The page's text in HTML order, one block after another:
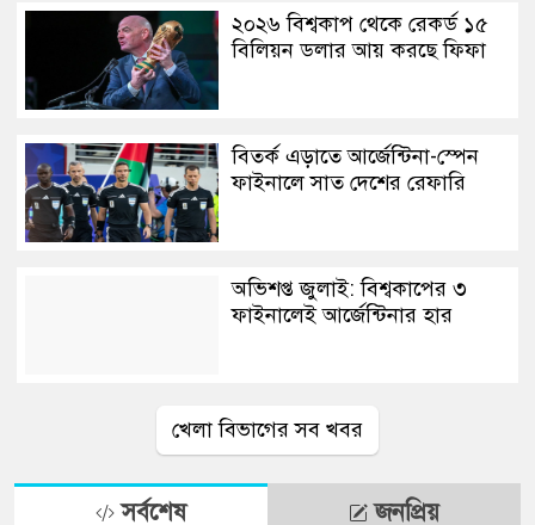
২০২৬ বিশ্বকাপ থেকে রেকর্ড ১৫
বিলিয়ন ডলার আয় করছে ফিফা
বিতর্ক এড়াতে আর্জেন্টিনা-স্পেন
ফাইনালে সাত দেশের রেফারি
অভিশপ্ত জুলাই: বিশ্বকাপের ৩
ফাইনালেই আর্জেন্টিনার হার
খেলা বিভাগের সব খবর
সর্বশেষ জনপ্রিয়